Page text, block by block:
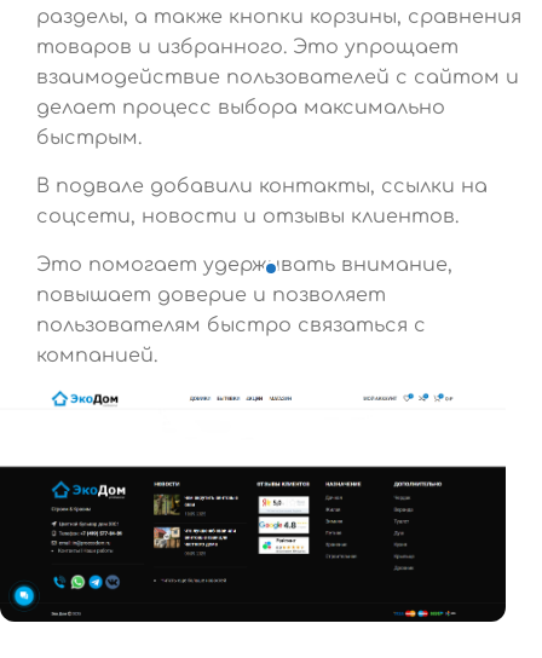
разделы, а также кнопки корзины, сравнения
товаров и избранного. Это упрощает
взаимодействие пользователей с сайтом и
делает процесс выбора максимально
быстрым.
В подвале добавили контакты, ссылки на
соцсети, новости и отзывы клиентов.
Это помогает удерживать внимание,
повышает доверие и позволяет
пользователям быстро связаться с
компанией.